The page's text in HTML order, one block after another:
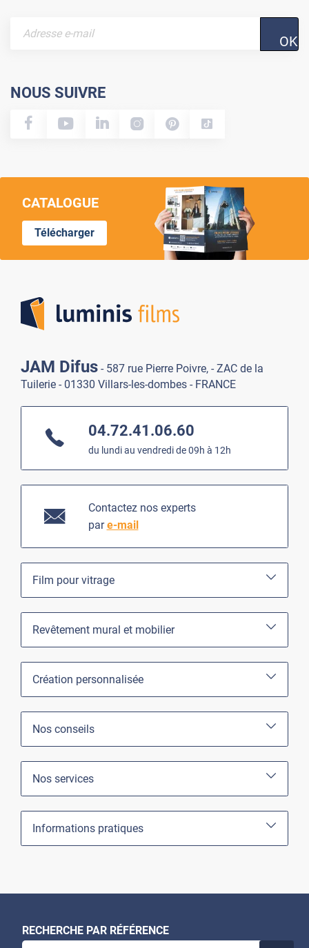
OK
NOUS SUIVRE
CATALOGUE
Télécharger
JAM Difus - 587 rue Pierre Poivre, - ZAC de la
Tuilerie - 01330 Villars-les-dombes - FRANCE
04.72.41.06.60
du lundi au vendredi de 09h à 12h
Contactez nos experts
pare-mail
Film pour vitrage
Revêtement mural et mobilier
Création personnalisée
Nos conseils
Nos services
Informations pratiques
RECHERCHE PAR RÉFÉRENCE